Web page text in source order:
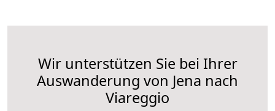
Wir unterstützen Sie bei Ihrer
Auswanderung von Jena nach
Viareggio